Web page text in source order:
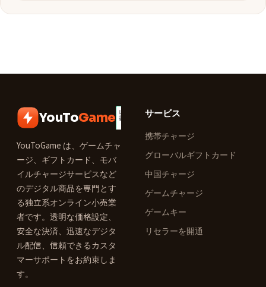
YouToGame
YouToGame は、ゲームチャ
ージ、ギフトカード、モバ
イルチャージサービスなど
のデジタル商品を専門とす
る独立系オンライン小売業
者です。透明な価格設定、
安全な決済、迅速なデジタ
ル配信、信頼できるカスタ
マーサポートをお約束しま
す。
サービス
携帯チャージ
グローバルギフトカード
中国チャージ
ゲームチャージ
ゲームキー
リセラーを開通